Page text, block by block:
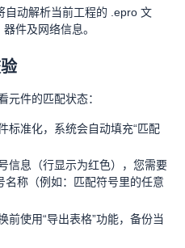
自动解析当前工程的 .epro 文
件及网络信息。
元件的匹配状态：
标准化，系统会自动填充“匹配
信息（行显示为红色），您需要
名称（例如：匹配符号里的任意
前使用“导出表格”功能，备份当